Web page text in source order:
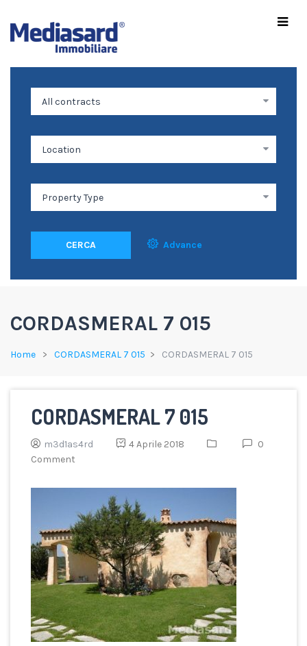
CERCA Advance
CORDASMERAL 7 015
Home CORDASMERAL 7 015 CORDASMERAL 7 015
CORDASMERAL 7 015
m3d1as4rd 4 Aprile 2018
0
Comment